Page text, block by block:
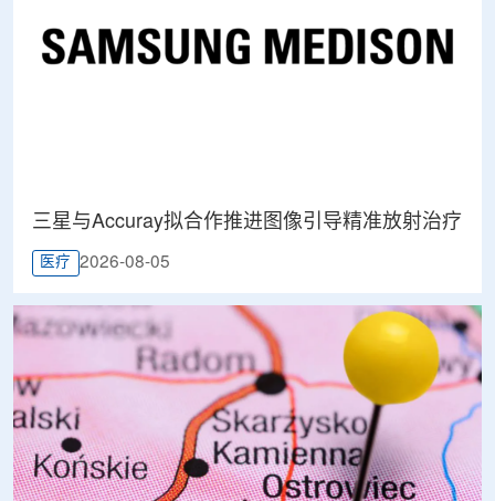
三星与Accuray拟合作推进图像引导精准放射治疗
医疗 2026-08-05